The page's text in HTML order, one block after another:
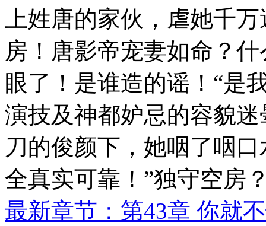
上姓唐的家伙，虐她千
房！唐影帝宠妻如命？
眼了！是谁造的谣！“是
演技及神都妒忌的容貌
刀的俊颜下，她咽了咽
全真实可靠！”独守空房
最新章节：第43章 你就